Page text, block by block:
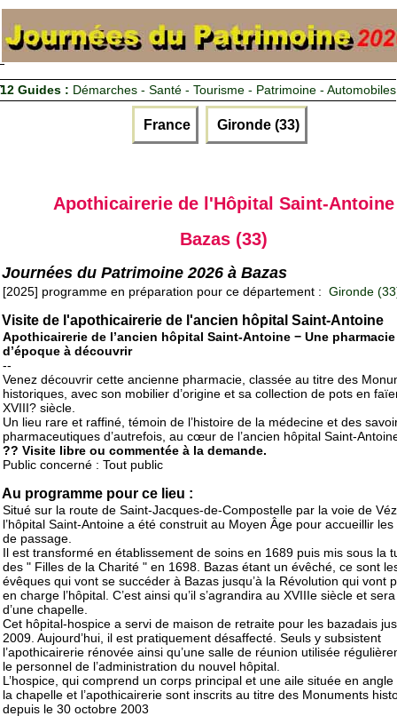
12 Guides : Démarches - Santé - Tourisme - Patrimoine - Automobiles
France Gironde (33)
Apothicairerie de l'Hôpital Saint-Antoine
Bazas (33)
Journées du Patrimoine 2026 à Bazas
[2025] programme en préparation pour ce département : Gironde
Visite de l'apothicairerie de l'ancien hôpital Saint-Antoine
Apothicairerie de l’ancien hôpital Saint-Antoine − Une pharmacie
d’époque à découvrir
--
Venez découvrir cette ancienne pharmacie, classée au titre des
historiques, avec son mobilier d’origine et sa collection de pots en
XVIII? siècle.
Un lieu rare et raffiné, témoin de l’histoire de la médecine et des
pharmaceutiques d’autrefois, au cœur de l’ancien hôpital Saint-
?? Visite libre ou commentée à la demande.
Public concerné : Tout public
Au programme pour ce lieu :
Situé sur la route de Saint-Jacques-de-Compostelle par la voie de
l’hôpital Saint-Antoine a été construit au Moyen Âge pour accueillir
de passage.
Il est transformé en établissement de soins en 1689 puis mis sous la
des " Filles de la Charité " en 1698. Bazas étant un évêché, ce sont
évêques qui vont se succéder à Bazas jusqu’à la Révolution qui vont
en charge l’hôpital. C’est ainsi qu’il s’agrandira au XVIIIe siècle et
d’une chapelle.
Cet hôpital-hospice a servi de maison de retraite pour les bazadais
2009. Aujourd’hui, il est pratiquement désaffecté. Seuls y subsistent
l’apothicairerie rénovée ainsi qu’une salle de réunion utilisée
le personnel de l’administration du nouvel hôpital.
L’hospice, qui comprend un corps principal et une aile située en
la chapelle et l’apothicairerie sont inscrits au titre des Monuments
depuis le 30 octobre 2003